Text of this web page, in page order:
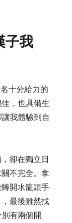
子我
十分給力的
，也具備生
我體驗到自
卻在獨立日
不完全。拿
開水龍頭手
最後雖然找
有兩個開